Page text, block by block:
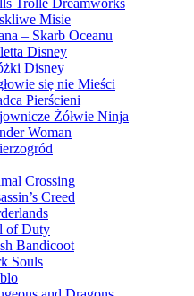
Trolle Dreamworks
Misie
– Skarb Oceanu
Disney
Disney
się nie Mieści
Pierścieni
Żółwie Ninja
Woman
Crossing
Creed
of Duty
Bandicoot
Souls